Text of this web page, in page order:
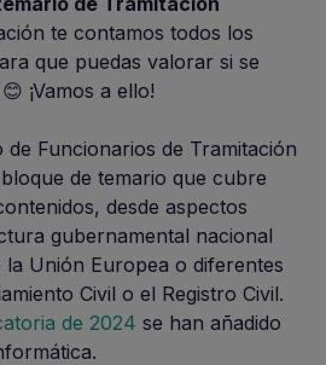
te contamos todos los
que puedas valorar si se
¡Vamos a ello!
de Funcionarios de Tramitación
de temario que cubre
desde aspectos
gubernamental nacional
la Unión Europea o diferentes
Civil o el Registro Civil.
de 2024 se han añadido